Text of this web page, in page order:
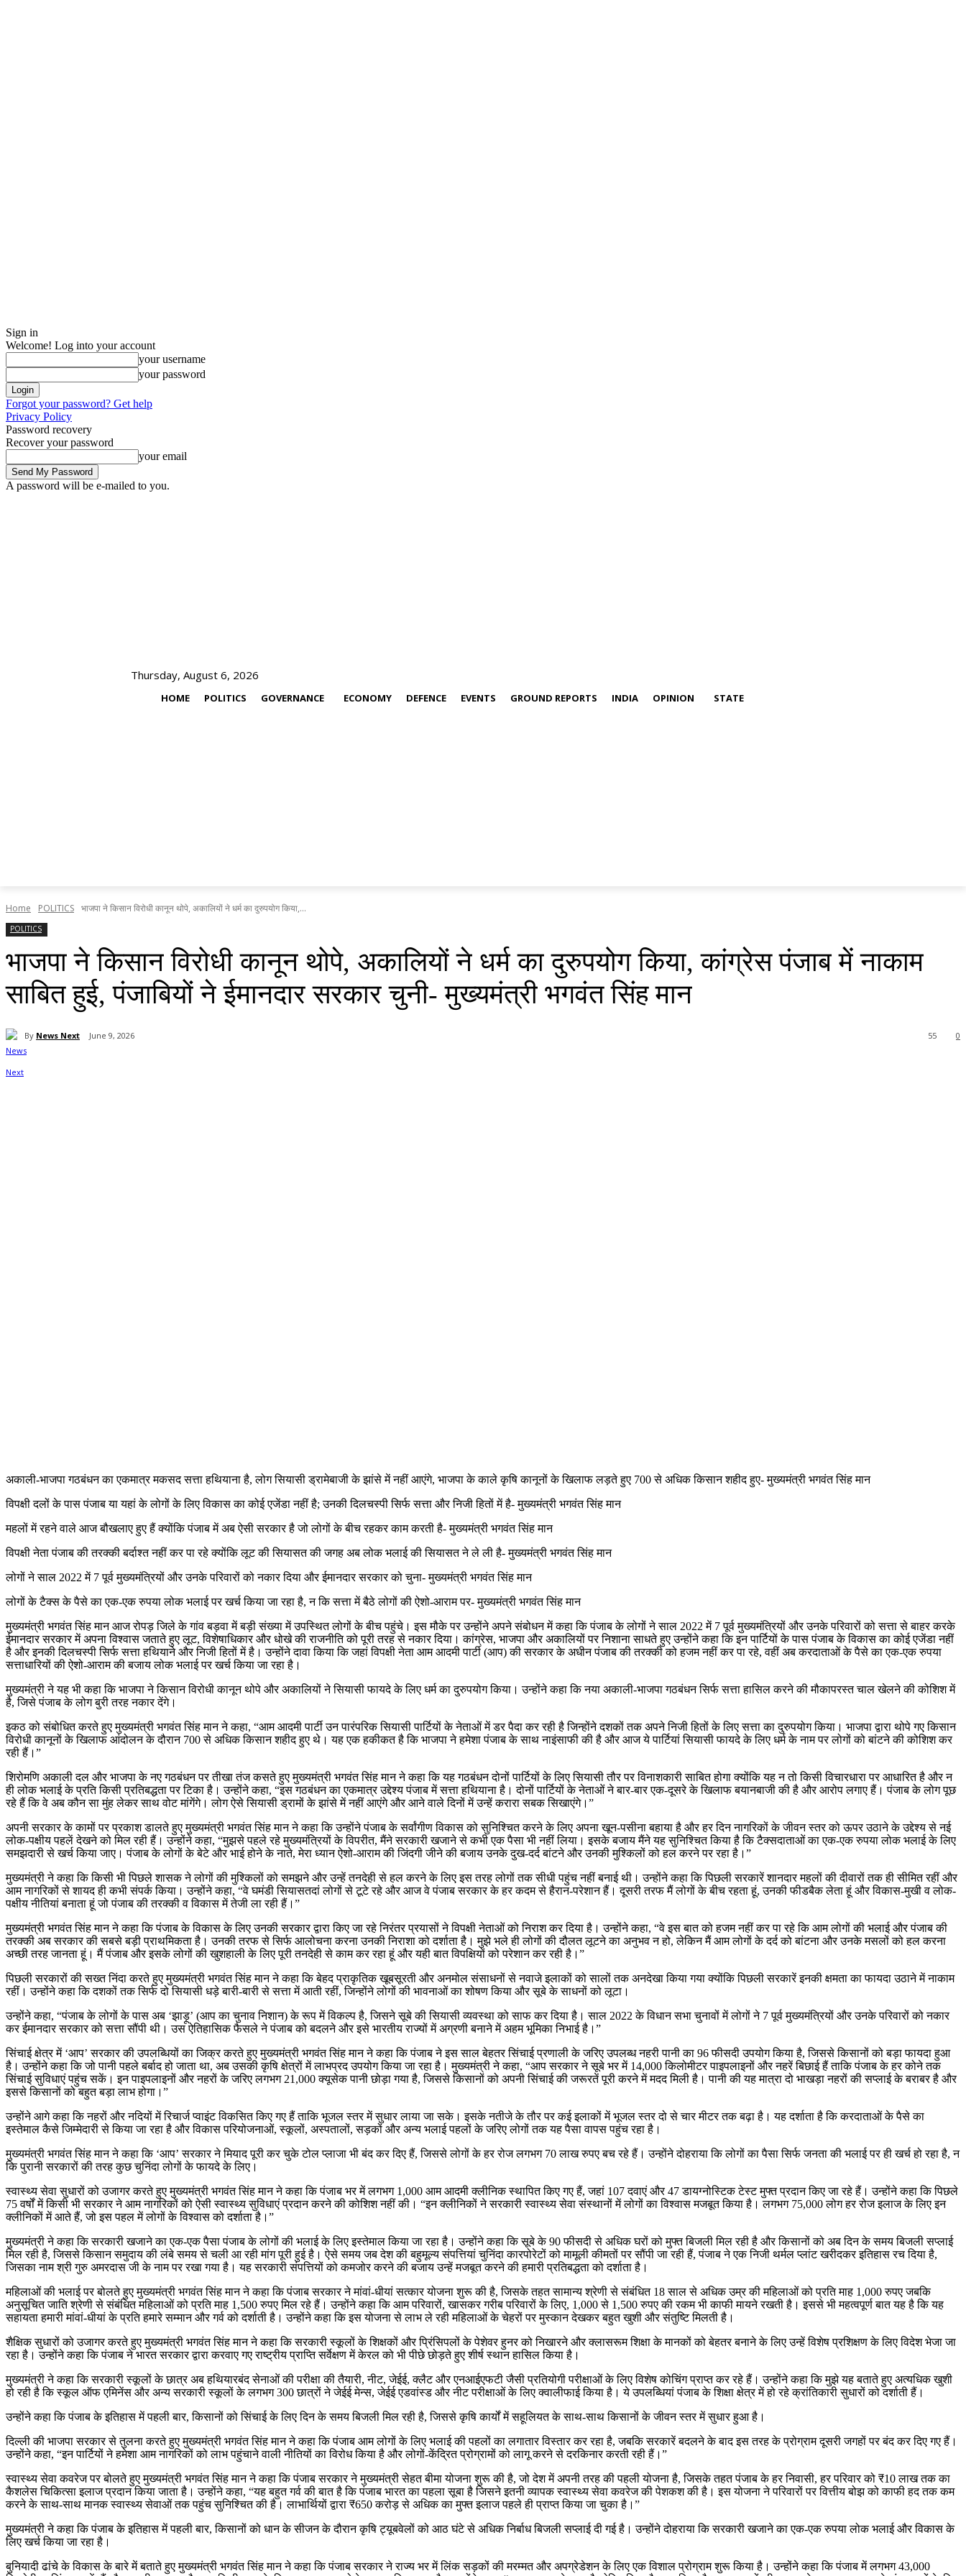
Sign in
Welcome! Log into your account
your username
your password
Forgot your password? Get help
Privacy Policy
Password recovery
Recover your password
your email
A password will be e-mailed to you.
Thursday, August 6, 2026
HOME POLITICS GOVERNANCE ECONOMY DEFENCE EVENTS GROUND REPORTS INDIA OPINION STATE
Home POLITICS भाजपा ने किसान विरोधी कानून थोपे, अकालियों ने धर्म का दुरुपयोग किया,...
POLITICS
भाजपा ने किसान विरोधी कानून थोपे, अकालियों ने धर्म का दुरुपयोग किया, कांग्रेस पंजाब में नाकाम
साबित हुई, पंजाबियों ने ईमानदार सरकार चुनी- मुख्यमंत्री भगवंत सिंह मान
By News Next June 9, 2026 0
55
अकाली-भाजपा गठबंधन का एकमात्र मकसद सत्ता हथियाना है, लोग सियासी ड्रामेबाजी के झांसे में नहीं आएंगे, भाजपा के काले कृषि कानूनों के खिलाफ लड़ते हुए 700 से अधिक किसान शहीद हुए- मुख्यमंत्री भगवंत सिंह मान
विपक्षी दलों के पास पंजाब या यहां के लोगों के लिए विकास का कोई एजेंडा नहीं है; उनकी दिलचस्पी सिर्फ सत्ता और निजी हितों में है- मुख्यमंत्री भगवंत सिंह मान
महलों में रहने वाले आज बौखलाए हुए हैं क्योंकि पंजाब में अब ऐसी सरकार है जो लोगों के बीच रहकर काम करती है- मुख्यमंत्री भगवंत सिंह मान
विपक्षी नेता पंजाब की तरक्की बर्दाश्त नहीं कर पा रहे क्योंकि लूट की सियासत की जगह अब लोक भलाई की सियासत ने ले ली है- मुख्यमंत्री भगवंत सिंह मान
लोगों ने साल 2022 में 7 पूर्व मुख्यमंत्रियों और उनके परिवारों को नकार दिया और ईमानदार सरकार को चुना- मुख्यमंत्री भगवंत सिंह मान
लोगों के टैक्स के पैसे का एक-एक रुपया लोक भलाई पर खर्च किया जा रहा है, न कि सत्ता में बैठे लोगों की ऐशो-आराम पर- मुख्यमंत्री भगवंत सिंह मान
मुख्यमंत्री भगवंत सिंह मान आज रोपड़ जिले के गांव बड़वा में बड़ी संख्या में उपस्थित लोगों के बीच पहुंचे। इस मौके पर उन्होंने अपने संबोधन में कहा कि पंजाब के लोगों ने साल 2022 में 7 पूर्व मुख्यमंत्रियों और उनके परिवारों को सत्ता से बाहर करके
ईमानदार सरकार में अपना विश्वास जताते हुए लूट, विशेषाधिकार और धोखे की राजनीति को पूरी तरह से नकार दिया। कांग्रेस, भाजपा और अकालियों पर निशाना साधते हुए उन्होंने कहा कि इन पार्टियों के पास पंजाब के विकास का कोई एजेंडा नहीं
है और इनकी दिलचस्पी सिर्फ सत्ता हथियाने और निजी हितों में है। उन्होंने दावा किया कि जहां विपक्षी नेता आम आदमी पार्टी (आप) की सरकार के अधीन पंजाब की तरक्की को हजम नहीं कर पा रहे, वहीं अब करदाताओं के पैसे का एक-एक रुपया
सत्ताधारियों की ऐशो-आराम की बजाय लोक भलाई पर खर्च किया जा रहा है।
मुख्यमंत्री ने यह भी कहा कि भाजपा ने किसान विरोधी कानून थोपे और अकालियों ने सियासी फायदे के लिए धर्म का दुरुपयोग किया। उन्होंने कहा कि नया अकाली-भाजपा गठबंधन सिर्फ सत्ता हासिल करने की मौकापरस्त चाल खेलने की कोशिश में
है, जिसे पंजाब के लोग बुरी तरह नकार देंगे।
इकठ को संबोधित करते हुए मुख्यमंत्री भगवंत सिंह मान ने कहा, “आम आदमी पार्टी उन पारंपरिक सियासी पार्टियों के नेताओं में डर पैदा कर रही है जिन्होंने दशकों तक अपने निजी हितों के लिए सत्ता का दुरुपयोग किया। भाजपा द्वारा थोपे गए किसान
विरोधी कानूनों के खिलाफ आंदोलन के दौरान 700 से अधिक किसान शहीद हुए थे। यह एक हकीकत है कि भाजपा ने हमेशा पंजाब के साथ नाइंसाफी की है और आज ये पार्टियां सियासी फायदे के लिए धर्म के नाम पर लोगों को बांटने की कोशिश कर
रही हैं।”
शिरोमणि अकाली दल और भाजपा के नए गठबंधन पर तीखा तंज कसते हुए मुख्यमंत्री भगवंत सिंह मान ने कहा कि यह गठबंधन दोनों पार्टियों के लिए सियासी तौर पर विनाशकारी साबित होगा क्योंकि यह न तो किसी विचारधारा पर आधारित है और न
ही लोक भलाई के प्रति किसी प्रतिबद्धता पर टिका है। उन्होंने कहा, “इस गठबंधन का एकमात्र उद्देश्य पंजाब में सत्ता हथियाना है। दोनों पार्टियों के नेताओं ने बार-बार एक-दूसरे के खिलाफ बयानबाजी की है और आरोप लगाए हैं। पंजाब के लोग पूछ
रहे हैं कि वे अब कौन सा मुंह लेकर साथ वोट मांगेंगे। लोग ऐसे सियासी ड्रामों के झांसे में नहीं आएंगे और आने वाले दिनों में उन्हें करारा सबक सिखाएंगे।”
अपनी सरकार के कामों पर प्रकाश डालते हुए मुख्यमंत्री भगवंत सिंह मान ने कहा कि उन्होंने पंजाब के सर्वांगीण विकास को सुनिश्चित करने के लिए अपना खून-पसीना बहाया है और हर दिन नागरिकों के जीवन स्तर को ऊपर उठाने के उद्देश्य से नई
लोक-पक्षीय पहलें देखने को मिल रही हैं। उन्होंने कहा, “मुझसे पहले रहे मुख्यमंत्रियों के विपरीत, मैंने सरकारी खजाने से कभी एक पैसा भी नहीं लिया। इसके बजाय मैंने यह सुनिश्चित किया है कि टैक्सदाताओं का एक-एक रुपया लोक भलाई के लिए
समझदारी से खर्च किया जाए। पंजाब के लोगों के बेटे और भाई होने के नाते, मेरा ध्यान ऐशो-आराम की जिंदगी जीने की बजाय उनके दुख-दर्द बांटने और उनकी मुश्किलों को हल करने पर रहा है।”
मुख्यमंत्री ने कहा कि किसी भी पिछले शासक ने लोगों की मुश्किलों को समझने और उन्हें तनदेही से हल करने के लिए इस तरह लोगों तक सीधी पहुंच नहीं बनाई थी। उन्होंने कहा कि पिछली सरकारें शानदार महलों की दीवारों तक ही सीमित रहीं और
आम नागरिकों से शायद ही कभी संपर्क किया। उन्होंने कहा, “वे घमंडी सियासतदां लोगों से टूटे रहे और आज वे पंजाब सरकार के हर कदम से हैरान-परेशान हैं। दूसरी तरफ मैं लोगों के बीच रहता हूं, उनकी फीडबैक लेता हूं और विकास-मुखी व लोक-
पक्षीय नीतियां बनाता हूं जो पंजाब की तरक्की व विकास में तेजी ला रही हैं।”
मुख्यमंत्री भगवंत सिंह मान ने कहा कि पंजाब के विकास के लिए उनकी सरकार द्वारा किए जा रहे निरंतर प्रयासों ने विपक्षी नेताओं को निराश कर दिया है। उन्होंने कहा, “वे इस बात को हजम नहीं कर पा रहे कि आम लोगों की भलाई और पंजाब की
तरक्की अब सरकार की सबसे बड़ी प्राथमिकता है। उनकी तरफ से सिर्फ आलोचना करना उनकी निराशा को दर्शाता है। मुझे भले ही लोगों की दौलत लूटने का अनुभव न हो, लेकिन मैं आम लोगों के दर्द को बांटना और उनके मसलों को हल करना
अच्छी तरह जानता हूं। मैं पंजाब और इसके लोगों की खुशहाली के लिए पूरी तनदेही से काम कर रहा हूं और यही बात विपक्षियों को परेशान कर रही है।”
पिछली सरकारों की सख्त निंदा करते हुए मुख्यमंत्री भगवंत सिंह मान ने कहा कि बेहद प्राकृतिक खूबसूरती और अनमोल संसाधनों से नवाजे इलाकों को सालों तक अनदेखा किया गया क्योंकि पिछली सरकारें इनकी क्षमता का फायदा उठाने में नाकाम
रहीं। उन्होंने कहा कि दशकों तक सिर्फ दो सियासी धड़े बारी-बारी से सत्ता में आती रहीं, जिन्होंने लोगों की भावनाओं का शोषण किया और सूबे के साधनों को लूटा।
उन्होंने कहा, “पंजाब के लोगों के पास अब ‘झाड़ू’ (आप का चुनाव निशान) के रूप में विकल्प है, जिसने सूबे की सियासी व्यवस्था को साफ कर दिया है। साल 2022 के विधान सभा चुनावों में लोगों ने 7 पूर्व मुख्यमंत्रियों और उनके परिवारों को नकार
कर ईमानदार सरकार को सत्ता सौंपी थी। उस ऐतिहासिक फैसले ने पंजाब को बदलने और इसे भारतीय राज्यों में अग्रणी बनाने में अहम भूमिका निभाई है।”
सिंचाई क्षेत्र में ‘आप’ सरकार की उपलब्धियों का जिक्र करते हुए मुख्यमंत्री भगवंत सिंह मान ने कहा कि पंजाब ने इस साल बेहतर सिंचाई प्रणाली के जरिए उपलब्ध नहरी पानी का 96 फीसदी उपयोग किया है, जिससे किसानों को बड़ा फायदा हुआ
है। उन्होंने कहा कि जो पानी पहले बर्बाद हो जाता था, अब उसकी कृषि क्षेत्रों में लाभप्रद उपयोग किया जा रहा है। मुख्यमंत्री ने कहा, “आप सरकार ने सूबे भर में 14,000 किलोमीटर पाइपलाइनों और नहरें बिछाई हैं ताकि पंजाब के हर कोने तक
सिंचाई सुविधाएं पहुंच सकें। इन पाइपलाइनों और नहरों के जरिए लगभग 21,000 क्यूसेक पानी छोड़ा गया है, जिससे किसानों को अपनी सिंचाई की जरूरतें पूरी करने में मदद मिली है। पानी की यह मात्रा दो भाखड़ा नहरों की सप्लाई के बराबर है और
इससे किसानों को बहुत बड़ा लाभ होगा।”
उन्होंने आगे कहा कि नहरों और नदियों में रिचार्ज प्वाइंट विकसित किए गए हैं ताकि भूजल स्तर में सुधार लाया जा सके। इसके नतीजे के तौर पर कई इलाकों में भूजल स्तर दो से चार मीटर तक बढ़ा है। यह दर्शाता है कि करदाताओं के पैसे का
इस्तेमाल कैसे जिम्मेदारी से किया जा रहा है और विकास परियोजनाओं, स्कूलों, अस्पतालों, सड़कों और अन्य भलाई पहलों के जरिए लोगों तक यह पैसा वापस पहुंच रहा है।
मुख्यमंत्री भगवंत सिंह मान ने कहा कि ‘आप’ सरकार ने मियाद पूरी कर चुके टोल प्लाजा भी बंद कर दिए हैं, जिससे लोगों के हर रोज लगभग 70 लाख रुपए बच रहे हैं। उन्होंने दोहराया कि लोगों का पैसा सिर्फ जनता की भलाई पर ही खर्च हो रहा है, न
कि पुरानी सरकारों की तरह कुछ चुनिंदा लोगों के फायदे के लिए।
स्वास्थ्य सेवा सुधारों को उजागर करते हुए मुख्यमंत्री भगवंत सिंह मान ने कहा कि पंजाब भर में लगभग 1,000 आम आदमी क्लीनिक स्थापित किए गए हैं, जहां 107 दवाएं और 47 डायग्नोस्टिक टेस्ट मुफ्त प्रदान किए जा रहे हैं। उन्होंने कहा कि पिछले
75 वर्षों में किसी भी सरकार ने आम नागरिकों को ऐसी स्वास्थ्य सुविधाएं प्रदान करने की कोशिश नहीं की। “इन क्लीनिकों ने सरकारी स्वास्थ्य सेवा संस्थानों में लोगों का विश्वास मजबूत किया है। लगभग 75,000 लोग हर रोज इलाज के लिए इन
क्लीनिकों में आते हैं, जो इस पहल में लोगों के विश्वास को दर्शाता है।”
मुख्यमंत्री ने कहा कि सरकारी खजाने का एक-एक पैसा पंजाब के लोगों की भलाई के लिए इस्तेमाल किया जा रहा है। उन्होंने कहा कि सूबे के 90 फीसदी से अधिक घरों को मुफ्त बिजली मिल रही है और किसानों को अब दिन के समय बिजली सप्लाई
मिल रही है, जिससे किसान समुदाय की लंबे समय से चली आ रही मांग पूरी हुई है। ऐसे समय जब देश की बहुमूल्य संपत्तियां चुनिंदा कारपोरेटों को मामूली कीमतों पर सौंपी जा रही हैं, पंजाब ने एक निजी थर्मल प्लांट खरीदकर इतिहास रच दिया है,
जिसका नाम श्री गुरु अमरदास जी के नाम पर रखा गया है। यह सरकारी संपत्तियों को कमजोर करने की बजाय उन्हें मजबूत करने की हमारी प्रतिबद्धता को दर्शाता है।
महिलाओं की भलाई पर बोलते हुए मुख्यमंत्री भगवंत सिंह मान ने कहा कि पंजाब सरकार ने मांवां-धीयां सत्कार योजना शुरू की है, जिसके तहत सामान्य श्रेणी से संबंधित 18 साल से अधिक उम्र की महिलाओं को प्रति माह 1,000 रुपए जबकि
अनुसूचित जाति श्रेणी से संबंधित महिलाओं को प्रति माह 1,500 रुपए मिल रहे हैं। उन्होंने कहा कि आम परिवारों, खासकर गरीब परिवारों के लिए, 1,000 से 1,500 रुपए की रकम भी काफी मायने रखती है। इससे भी महत्वपूर्ण बात यह है कि यह
सहायता हमारी मांवां-धीयां के प्रति हमारे सम्मान और गर्व को दर्शाती है। उन्होंने कहा कि इस योजना से लाभ ले रही महिलाओं के चेहरों पर मुस्कान देखकर बहुत खुशी और संतुष्टि मिलती है।
शैक्षिक सुधारों को उजागर करते हुए मुख्यमंत्री भगवंत सिंह मान ने कहा कि सरकारी स्कूलों के शिक्षकों और प्रिंसिपलों के पेशेवर हुनर को निखारने और क्लासरूम शिक्षा के मानकों को बेहतर बनाने के लिए उन्हें विशेष प्रशिक्षण के लिए विदेश भेजा जा
रहा है। उन्होंने कहा कि पंजाब ने भारत सरकार द्वारा करवाए गए राष्ट्रीय प्राप्ति सर्वेक्षण में केरल को भी पीछे छोड़ते हुए शीर्ष स्थान हासिल किया है।
मुख्यमंत्री ने कहा कि सरकारी स्कूलों के छात्र अब हथियारबंद सेनाओं की परीक्षा की तैयारी, नीट, जेईई, क्लैट और एनआईएफटी जैसी प्रतियोगी परीक्षाओं के लिए विशेष कोचिंग प्राप्त कर रहे हैं। उन्होंने कहा कि मुझे यह बताते हुए अत्यधिक खुशी
हो रही है कि स्कूल ऑफ एमिनेंस और अन्य सरकारी स्कूलों के लगभग 300 छात्रों ने जेईई मेन्स, जेईई एडवांस्ड और नीट परीक्षाओं के लिए क्वालीफाई किया है। ये उपलब्धियां पंजाब के शिक्षा क्षेत्र में हो रहे क्रांतिकारी सुधारों को दर्शाती हैं।
उन्होंने कहा कि पंजाब के इतिहास में पहली बार, किसानों को सिंचाई के लिए दिन के समय बिजली मिल रही है, जिससे कृषि कार्यों में सहूलियत के साथ-साथ किसानों के जीवन स्तर में सुधार हुआ है।
दिल्ली की भाजपा सरकार से तुलना करते हुए मुख्यमंत्री भगवंत सिंह मान ने कहा कि पंजाब आम लोगों के लिए भलाई की पहलों का लगातार विस्तार कर रहा है, जबकि सरकारें बदलने के बाद इस तरह के प्रोग्राम दूसरी जगहों पर बंद कर दिए गए हैं।
उन्होंने कहा, “इन पार्टियों ने हमेशा आम नागरिकों को लाभ पहुंचाने वाली नीतियों का विरोध किया है और लोगों-केंद्रित प्रोग्रामों को लागू करने से दरकिनार करती रही हैं।”
स्वास्थ्य सेवा कवरेज पर बोलते हुए मुख्यमंत्री भगवंत सिंह मान ने कहा कि पंजाब सरकार ने मुख्यमंत्री सेहत बीमा योजना शुरू की है, जो देश में अपनी तरह की पहली योजना है, जिसके तहत पंजाब के हर निवासी, हर परिवार को ₹10 लाख तक का
कैशलेस चिकित्सा इलाज प्रदान किया जाता है। उन्होंने कहा, “यह बहुत गर्व की बात है कि पंजाब भारत का पहला सूबा है जिसने इतनी व्यापक स्वास्थ्य सेवा कवरेज की पेशकश की है। इस योजना ने परिवारों पर वित्तीय बोझ को काफी हद तक कम
करने के साथ-साथ मानक स्वास्थ्य सेवाओं तक पहुंच सुनिश्चित की है। लाभार्थियों द्वारा ₹650 करोड़ से अधिक का मुफ्त इलाज पहले ही प्राप्त किया जा चुका है।”
मुख्यमंत्री ने कहा कि पंजाब के इतिहास में पहली बार, किसानों को धान के सीजन के दौरान कृषि ट्यूबवेलों को आठ घंटे से अधिक निर्बाध बिजली सप्लाई दी गई है। उन्होंने दोहराया कि सरकारी खजाने का एक-एक रुपया लोक भलाई और विकास के
लिए खर्च किया जा रहा है।
बुनियादी ढांचे के विकास के बारे में बताते हुए मुख्यमंत्री भगवंत सिंह मान ने कहा कि पंजाब सरकार ने राज्य भर में लिंक सड़कों की मरम्मत और अपग्रेडेशन के लिए एक विशाल प्रोग्राम शुरू किया है। उन्होंने कहा कि पंजाब में लगभग 43,000